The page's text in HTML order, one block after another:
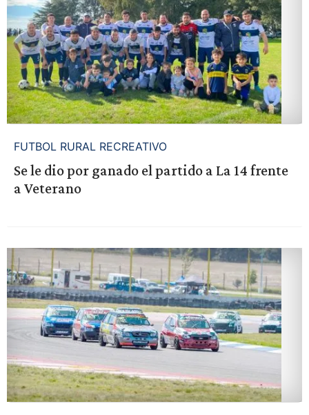
FUTBOL RURAL RECREATIVO
Se le dio por ganado el partido a La 14 frente
a Veterano